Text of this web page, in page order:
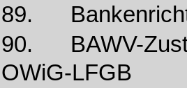
89.
90. BAWV-
OWiG-LFGB